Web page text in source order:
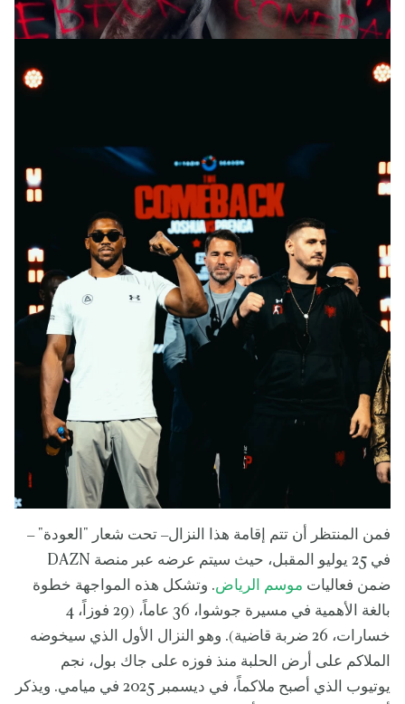
فمن المنتظر أن تتم إقامة هذا النزال– تحت شعار "العودة" –
في 25 يوليو المقبل، حيث سيتم عرضه عبر منصة DAZN
ضمن فعاليات موسم الرياض. وتشكل هذه المواجهة خطوة
بالغة الأهمية في مسيرة جوشوا، 36 عاماً، (29 فوزاً، 4
خسارات، 26 ضربة قاضية). وهو النزال الأول الذي سيخوضه
الملاكم على أرض الحلبة منذ فوزه على جاك بول، نجم
يوتيوب الذي أصبح ملاكماً، في ديسمبر 2025 في ميامي. ويذكر